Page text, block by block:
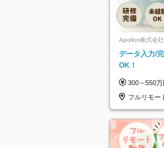
Apollon株式会社
データ入力/
OK！
300～550万
フルリモー